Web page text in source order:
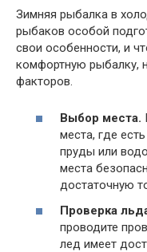
Зимняя рыбалка в
рыбаков особой
свои особенности, и
комфортную рыбалку,
факторов.
Выбор места.
места, где
пруды или
места
достаточную
Проверка
проводите
лед имеет